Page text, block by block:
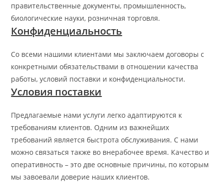
правительственные документы, промышленность,
биологические науки, розничная торговля.
Конфиденциальность
Со всеми нашими клиентами мы заключаем договоры с
конкретными обязательствами в отношении качества
работы, условий поставки и конфиденциальности.
Условия поставки
Предлагаемые нами услуги легко адаптируются к
требованиям клиентов. Одним из важнейших
требований является быстрота обслуживания. С нами
можно связаться также во внерабочее время. Качество и
оперативность – это две основные причины, по которым
мы завоевали доверие наших клиентов.